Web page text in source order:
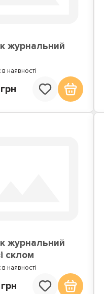
журнальний
наявності
журнальний
склом
наявності